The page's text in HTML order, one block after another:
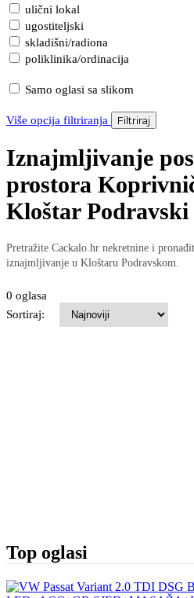
ulični lokal
ugostiteljski
skladišni/radiona
poliklinika/ordinacija
Samo oglasi sa slikom
Više opcija filtriranja Filtriraj
Iznajmljivanje
prostora
Kloštar Podravski
Pretražite Cackalo.hr nekretnine i
iznajmljivanje u Kloštaru Podravskom.
0 oglasa
Sortiraj:
Top oglasi